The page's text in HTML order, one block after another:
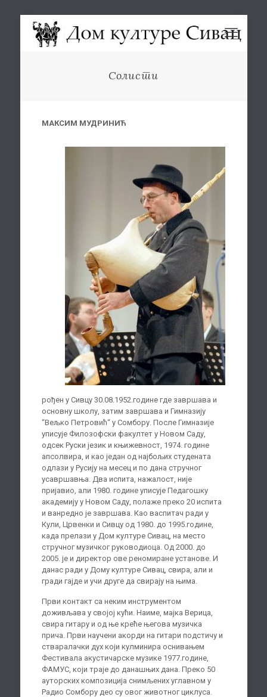
Солисти
МАКСИМ МУДРИНИЋ
рођен у Сивцу 30.08.1952.године где завршава и
основну школу, затим завршава и Гимназију
“Вељко Петровић“ у Сомбору. После Гимназије
уписује Филозофски факултет у Новом Саду,
одсек Руски језик и књижевност, 1974. године
апсолвира, и као један од најбољих студената
одлази у Русију на месец и по дана стручног
усавршавња. Два испита, нажалост, није
пријавио, али 1980. године уписује Педагошку
академију у Новом Саду, полаже преко 20 испита
и ванредно је завршава. Као васпитач ради у
Кули, Црвенки и Сивцу од 1980. до 1995.године,
када прелази у Дом културе Сивац, на место
стручног музичког руководиоца. Од 2000. до
2005. је и директор ове реномиране установе. И
данас ради у Дому културе Сивац, свира, али и
гради гајде и учи друге да свирају на њима.
Први контакт са неким инструментом
доживљава у својој кући. Наиме, мајка Верица,
свира гитару и од ње креће његова музичка
прича. Први научени акорди на гитари подстичу и
стваралачки дух који кулминира оснивањем
Фестивала акустичарске музике 1977.године,
ФАМУС, који траје до данашњих дана. Преко 50
ауторских композиција снимљених углавном у
Радио Сомбору део су овог животног циклуса.